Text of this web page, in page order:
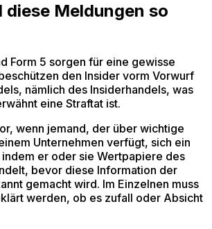
diese Meldungen so
Form 5 sorgen für eine gewisse
den Insider vorm Vorwurf
nämlich des Insiderhandels, was
eine Straftat ist.
wenn jemand, der über wichtige
Unternehmen verfügt, sich ein
er oder sie Wertpapiere des
bevor diese Information der
gemacht wird. Im Einzelnen muss
werden, ob es zufall oder Absicht